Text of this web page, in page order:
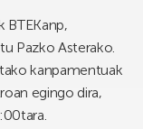
BTEKanp,
Pazko Asterako.
kanpamentuak
egingo dira,